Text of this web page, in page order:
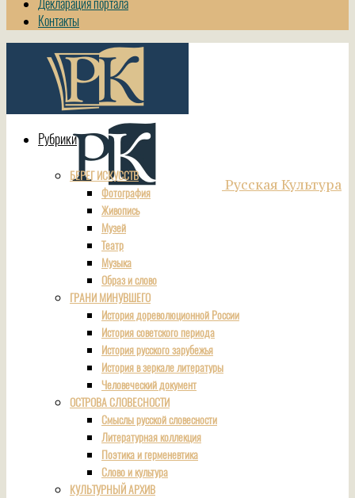
Декларация портала
Контакты
Русская Культура
Рубрики
БЕРЕГ ИСКУССТВ
Фотография
Живопись
Музей
Театр
Музыка
Образ и слово
ГРАНИ МИНУВШЕГО
История дореволюционной России
История советского периода
История русского зарубежья
История в зеркале литературы
Человеческий документ
ОСТРОВА СЛОВЕСНОСТИ
Смыслы русской словесности
Литературная коллекция
Поэтика и герменевтика
Слово и культура
КУЛЬТУРНЫЙ АРХИВ